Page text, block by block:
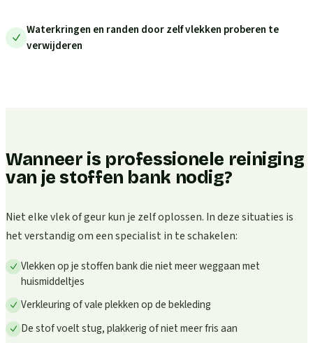
Waterkringen en randen door zelf vlekken proberen te
verwijderen
Wanneer is professionele reiniging
van je stoffen bank nodig?
Niet elke vlek of geur kun je zelf oplossen. In deze situaties is
het verstandig om een specialist in te schakelen:
Vlekken op je stoffen bank die niet meer weggaan met
huismiddeltjes
Verkleuring of vale plekken op de bekleding
De stof voelt stug, plakkerig of niet meer fris aan